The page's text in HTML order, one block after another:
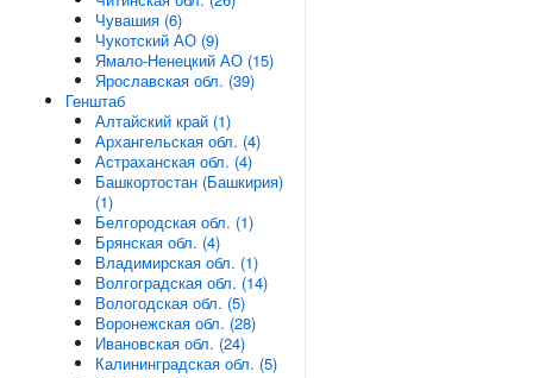
Чувашия (6)
Чукотский АО (9)
Ямало-Ненецкий АО (15)
Ярославская обл. (39)
Генштаб
Алтайский край (1)
Архангельская обл. (4)
Астраханская обл. (4)
Башкортостан (Башкирия)
(1)
Белгородская обл. (1)
Брянская обл. (4)
Владимирская обл. (1)
Волгоградская обл. (14)
Вологодская обл. (5)
Воронежская обл. (28)
Ивановская обл. (24)
Калининградская обл. (5)